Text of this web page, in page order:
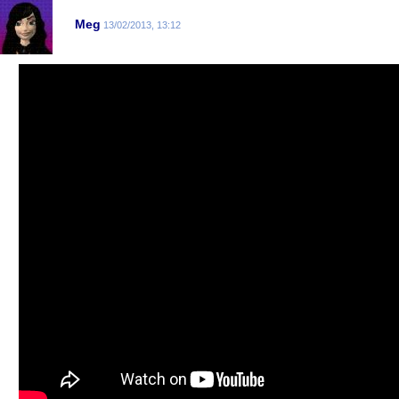
Meg 13/02/2013, 13:12